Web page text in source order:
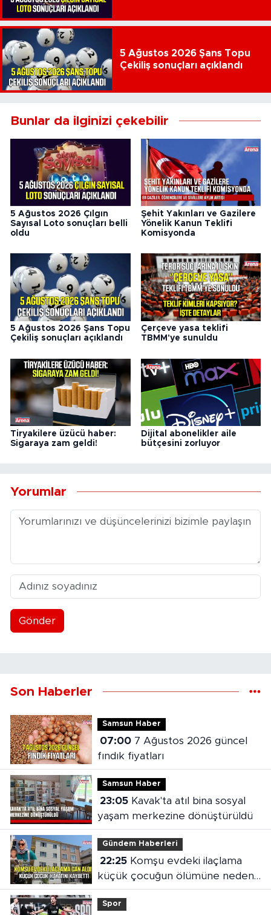
5 Ağustos 2026 Şans Topu
Çekiliş sonuçları açıklandı
Bunlar da ilginizi çekebilir
5 Ağustos 2026 Çılgın
Sayısal Loto sonuçları belli
oldu
Şehit Yakınları ve Gazilere
Yönelik Kanun Teklifi
Komisyonda
5 Ağustos 2026 Şans Topu
Çekiliş sonuçları açıklandı
Çerçeve yasa teklifi
TBMM'ye sunuldu
Tiryakilere üzücü haber:
Sigaraya zam geldi!
Dijital abonelikler aile
bütçesini zorluyor
Yorumlar
Gönder
Son Haberler
Samsun Haber
07:007 Ağustos 2026 güncel
fındık fiyatları
Samsun Haber
23:05Kavak'ta atıl bina sosyal
yaşam merkezine dönüştürüldü
Gündem Haberleri
22:25Komşu evdeki ilaçlama
küçük çocuğun ölümüne neden
oldu
Spor